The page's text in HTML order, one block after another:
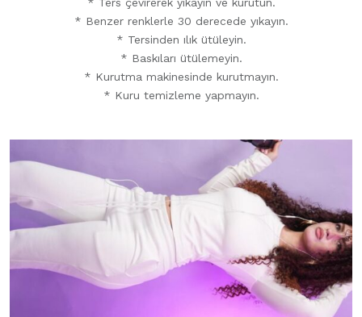
* Ters çevirerek yıkayın ve kurutun.
* ⁠Benzer renklerle 30 derecede yıkayın.
* Tersinden ılık ütüleyin.
* Baskıları ütülemeyin.
* Kurutma makinesinde kurutmayın.
* Kuru temizleme yapmayın.